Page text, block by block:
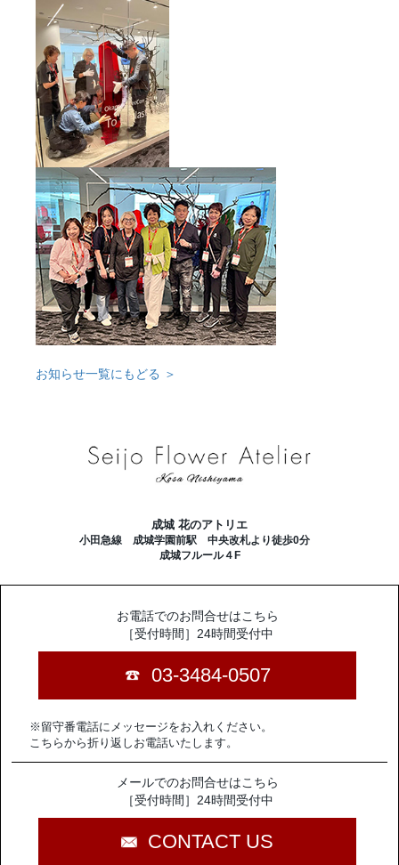
お知らせ一覧にもどる ＞
成城 花のアトリエ
小田急線 成城学園前駅 中央改札より徒歩0分
成城フルール４F
お電話でのお問合せはこちら
［受付時間］24時間受付中
03-3484-0507
※留守番電話にメッセージをお入れください。
こちらから折り返しお電話いたします。
メールでのお問合せはこちら
［受付時間］24時間受付中
CONTACT US